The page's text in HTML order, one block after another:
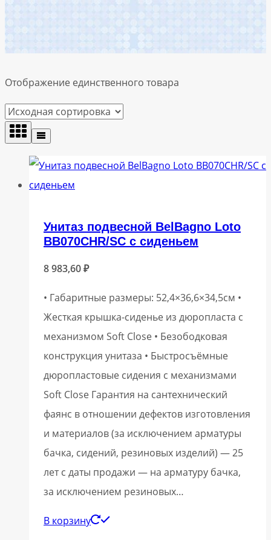
Отображение единственного товара
Унитаз подвесной BelBagno Loto
BB070CHR/SC с сиденьем
8 983,60₽
• Габаритные размеры: 52,4×36,6×34,5см •
Жесткая крышка-сиденье из дюропласта с
механизмом Soft Close • Безободковая
конструкция унитаза • Быстросъёмные
дюропластовые сидения с механизмами
Soft Close Гарантия на сантехнический
фаянс в отношении дефектов изготовления
и материалов (за исключением арматуры
бачка, сидений, резиновых изделий) — 25
лет с даты продажи — на арматуру бачка,
за исключением резиновых…
В корзину